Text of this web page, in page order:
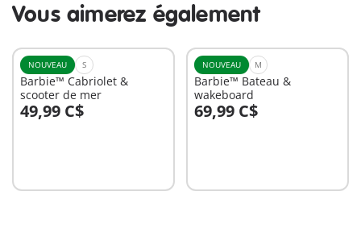
Vous aimerez également
NOUVEAU S
Barbie™ Cabriolet &
scooter de mer
49,99 C$
Au panier
NOUVEAU M
Barbie™ Bateau &
wakeboard
69,99 C$
Au panier